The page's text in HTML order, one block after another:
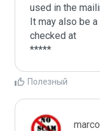
used in the
It may also be
checked at
Полезный